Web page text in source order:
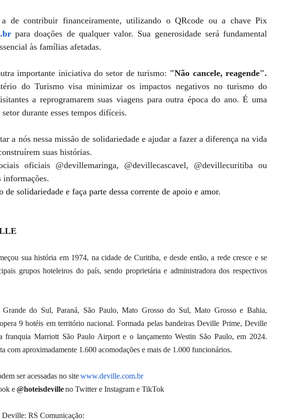
para doações de qualquer valor. Sua generosidade será fundamental
às famílias afetadas.
importante iniciativa do setor de turismo: "Não cancele, reagende".
do Turismo visa minimizar os impactos negativos no turismo do
a reprogramarem suas viagens para outra época do ano. É uma
durante esses tempos difíceis.
a nós nessa missão de solidariedade e ajudar a fazer a diferença na vida
suas histórias.
oficiais @devillemaringa, @devillecascavel, @devillecuritiba ou
informações.
de solidariedade e faça parte dessa corrente de apoio e amor.
sua história em 1974, na cidade de Curitiba, e desde então, a rede cresce e se
grupos hoteleiros do país, sendo proprietária e administradora dos respectivos
Grande do Sul, Paraná, São Paulo, Mato Grosso do Sul, Mato Grosso e Bahia,
9 hotéis em território nacional. Formada pelas bandeiras Deville Prime, Deville
franquia Marriott São Paulo Airport e o lançamento Westin São Paulo, em 2024.
com aproximadamente 1.600 acomodações e mais de 1.000 funcionários.
ser acessadas no site www.deville.com.br
e @hoteisdeville no Twitter e Instagram e TikTok
Deville: RS Comunicação: